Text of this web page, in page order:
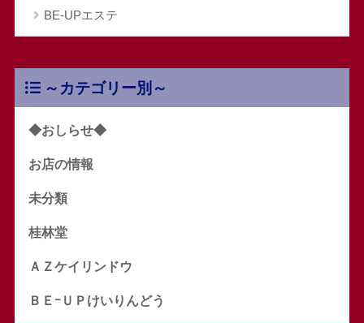
BE-UPエステ
～カテゴリー別～
◆おしらせ◆
お店の情報
未分類
桂林堂
ＡＺケイリンドウ
ＢＥｰＵＰけいりんどう